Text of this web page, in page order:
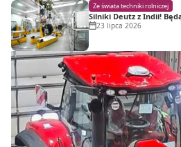
Ze świata techniki rolniczej
Silniki Deutz z Indii!
23 lipca 2026